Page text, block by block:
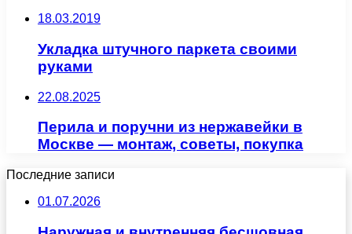
18.03.2019
Укладка штучного паркета своими
руками
22.08.2025
Перила и поручни из нержавейки в
Москве — монтаж, советы, покупка
Последние записи
01.07.2026